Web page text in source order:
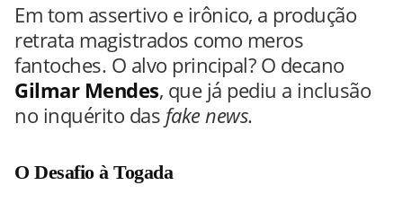
Em tom assertivo e irônico, a produção
retrata magistrados como meros
fantoches. O alvo principal? O decano
Gilmar Mendes, que já pediu a inclusão
no inquérito das fake news.
O Desafio à Togada